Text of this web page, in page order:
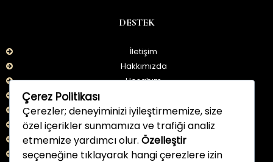
DESTEK
İletişim
Hakkımızda
Hesabım
Kullanım Şartları
KVKK
Aydınlatma Metni
Çerez Politikası
Çerez Politikası
Çerezler; deneyiminizi iyileştirmemize, size
özel içerikler sunmamıza ve trafiği analiz
etmemize yardımcı olur. Özelleştir
seçeneğine tıklayarak hangi çerezlere izin